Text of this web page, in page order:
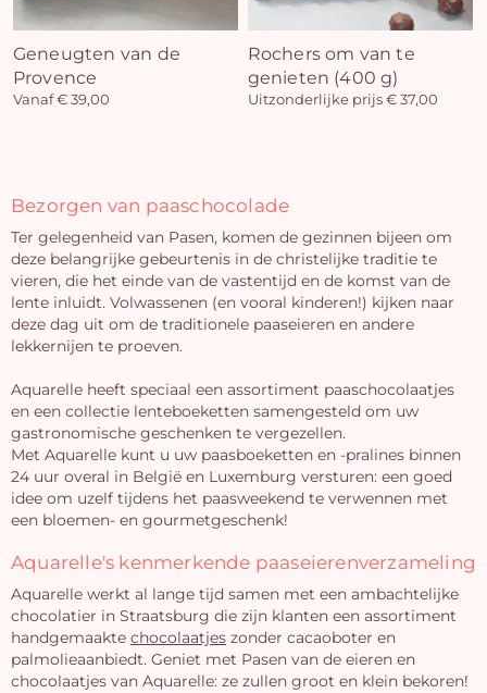
Geneugten van de
Provence
Vanaf € 39,00
Rochers om van te
genieten (400 g)
Uitzonderlijke prijs € 37,00
Bezorgen van paaschocolade
Ter gelegenheid van Pasen, komen de gezinnen bijeen om
deze belangrijke gebeurtenis in de christelijke traditie te
vieren, die het einde van de vastentijd en de komst van de
lente inluidt. Volwassenen (en vooral kinderen!) kijken naar
deze dag uit om de traditionele paaseieren en andere
lekkernijen te proeven.
Aquarelle heeft speciaal een assortiment paaschocolaatjes
en een collectie lenteboeketten samengesteld om uw
gastronomische geschenken te vergezellen.
Met Aquarelle kunt u uw paasboeketten en -pralines binnen
24 uur overal in België en Luxemburg versturen: een goed
idee om uzelf tijdens het paasweekend te verwennen met
een bloemen- en gourmetgeschenk!
Aquarelle's kenmerkende paaseierenverzameling
Aquarelle werkt al lange tijd samen met een ambachtelijke
chocolatier in Straatsburg die zijn klanten een assortiment
handgemaakte chocolaatjes zonder cacaoboter en
palmolieaanbiedt. Geniet met Pasen van de eieren en
chocolaatjes van Aquarelle: ze zullen groot en klein bekoren!